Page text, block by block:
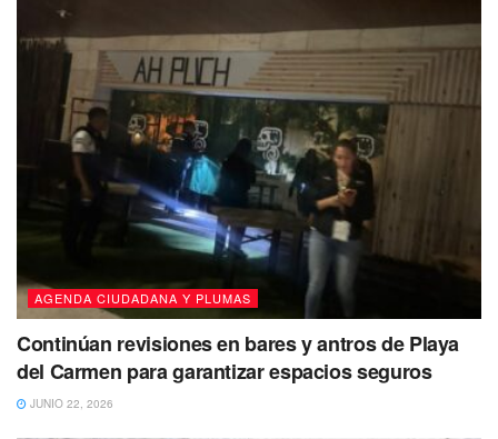
AGENDA CIUDADANA Y PLUMAS
Continúan revisiones en bares y antros de Playa
del Carmen para garantizar espacios seguros
JUNIO 22, 2026